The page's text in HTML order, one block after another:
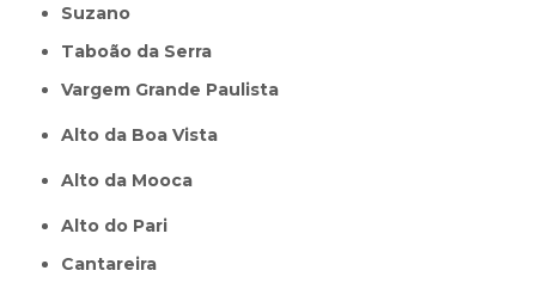
Suzano
Taboão da Serra
Vargem Grande Paulista
Alto da Boa Vista
Alto da Mooca
Alto do Pari
Cantareira